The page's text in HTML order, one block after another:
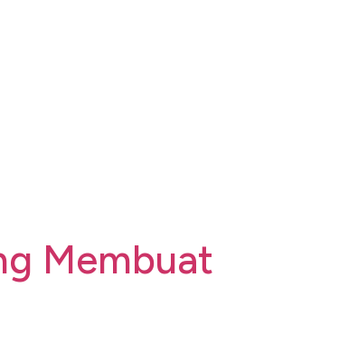
Membuat